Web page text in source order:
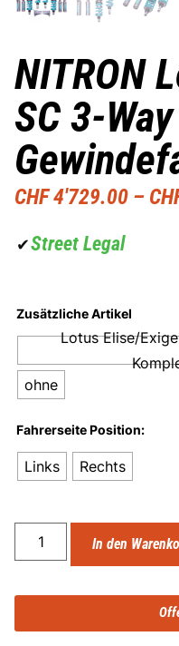
NITRON
SC 3-
CHF4'729.00 –
✔Street Legal
Zusätzliche Artikel
Lotus Elise/
ohne
Fahrerseite Position:
Links Rechts
In den